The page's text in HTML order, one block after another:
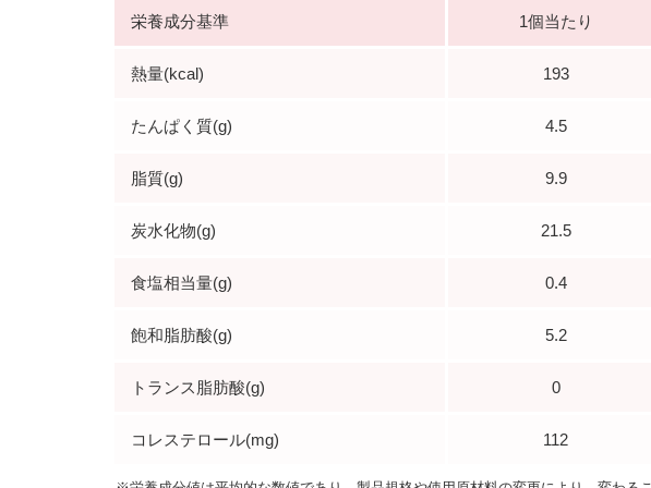
栄養成分基準 1個当たり
熱量(kcal) 193
たんぱく質(g) 4.5
脂質(g) 9.9
炭水化物(g) 21.5
食塩相当量(g) 0.4
飽和脂肪酸(g) 5.2
トランス脂肪酸(g) 0
コレステロール(mg) 112